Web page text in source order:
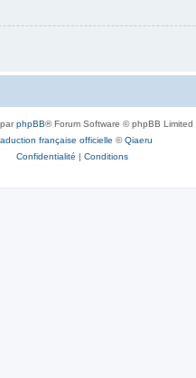
phpBB® Forum Software © phpBB Limited
française officielle ©Qiaeru
Confidentialité | Conditions